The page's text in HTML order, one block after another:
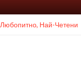
Любопитно, Най-Четени